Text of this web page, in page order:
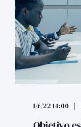
1/6/22 14:00